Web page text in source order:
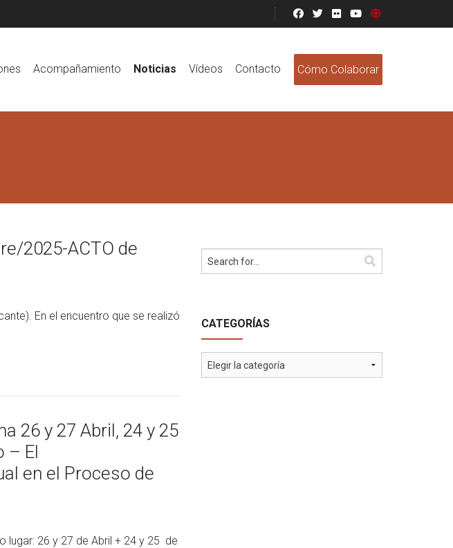
Acompañamiento Noticias Vídeos Contacto Cómo Colaborar
2025-ACTO de
En el encuentro que se realizó
26 y 27 Abril, 24 y 25
– El
en el Proceso de
lugar: 26 y 27 de Abril + 24 y 25 de
CATEGORÍAS
Categorías